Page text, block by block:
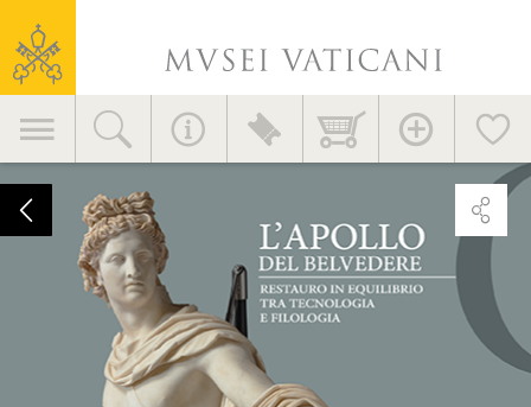
Musei
Vaticani
Navigazione
principale
Belvedere